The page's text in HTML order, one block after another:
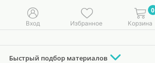
Вход Избранное
0
Корзина
Быстрый подбор материалов